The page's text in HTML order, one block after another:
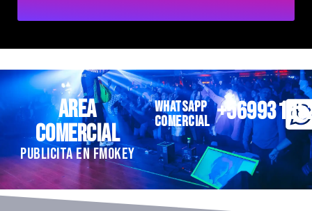
AREA
COMERCIAL
PUBLICITA EN FMOKEY
WHATSAPP
COMERCIAL